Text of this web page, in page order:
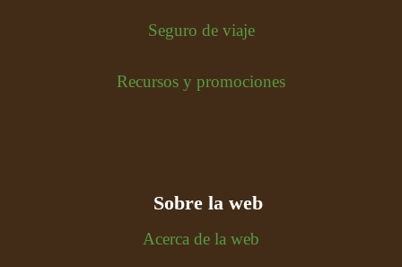
Seguro de viaje
Recursos y promociones
Sobre la web
Acerca de la web